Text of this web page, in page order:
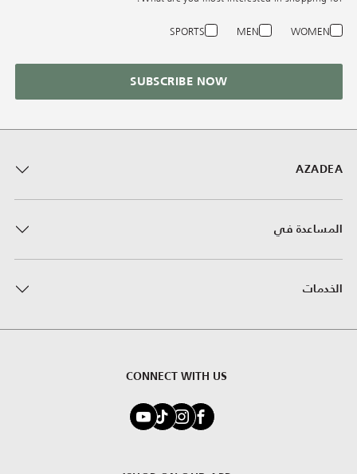
AZADEA
المساعدة في
الخدمات
CONNECT WITH US
WOMEN
MEN
SPORTS
SUBSCRIBE NOW